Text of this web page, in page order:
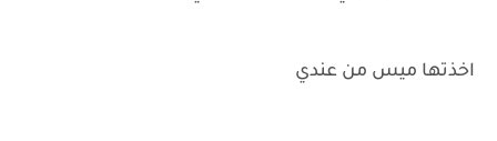
اخذتها ميس من عندي